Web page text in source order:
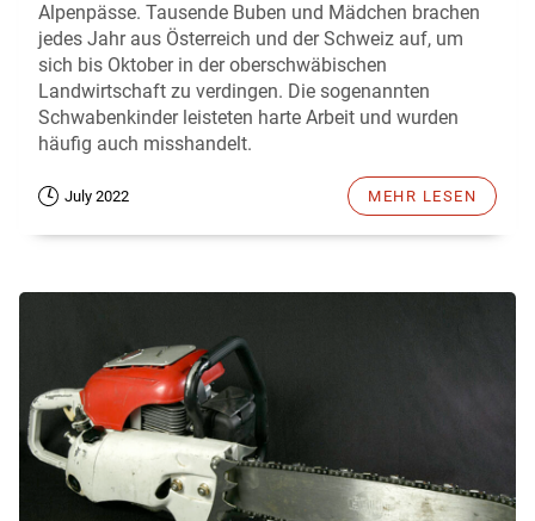
Alpenpässe. Tausende Buben und Mädchen brachen
jedes Jahr aus Österreich und der Schweiz auf, um
sich bis Oktober in der oberschwäbischen
Landwirtschaft zu verdingen. Die sogenannten
Schwabenkinder leisteten harte Arbeit und wurden
häufig auch misshandelt.
July 2022 MEHR LESEN